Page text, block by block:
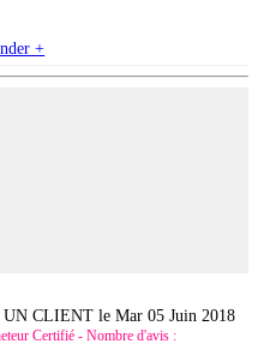
+
UN CLIENT leMar 05 Juin 2018
Certifié - Nombre d'avis :